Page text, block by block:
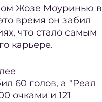
Жозе Моуринью в
время он забил
что стало самым
карьере.
60 голов, а "Реал
очками и 121